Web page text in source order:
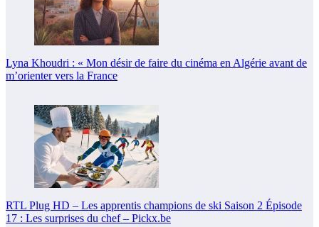
Lyna Khoudri : « Mon désir de faire du cinéma en Algérie avant de
m’orienter vers la France
RTL Plug HD – Les apprentis champions de ski Saison 2 Épisode
17 : Les surprises du chef – Pickx.be